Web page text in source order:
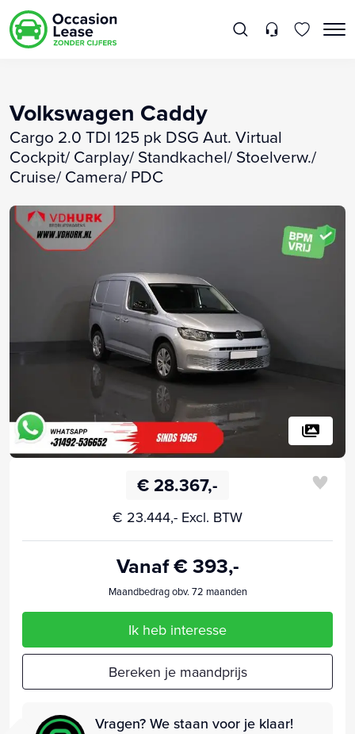
Volkswagen Caddy
Cargo 2.0 TDI 125 pk DSG Aut. Virtual
Cockpit/ Carplay/ Standkachel/ Stoelverw./
Cruise/ Camera/ PDC
€ 28.367,-
€ 23.444,- Excl. BTW
Vanaf € 393,-
Maandbedrag obv. 72 maanden
Ik heb interesse
Bereken je maandprijs
Vragen? We staan voor je klaar!